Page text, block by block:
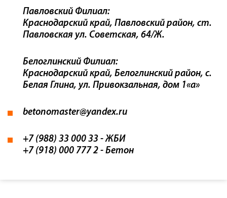
Павловский Филиал:
Краснодарский край, Павловский район, ст.
Павловская ул. Советская, 64/Ж.
Белоглинский Филиал:
Краснодарский край, Белоглинский район, с.
Белая Глина, ул. Привокзальная, дом 1«а»
betonomaster@yandex.ru
+7 (988) 33 000 33 - ЖБИ
+7 (918) 000 777 2 - Бетон